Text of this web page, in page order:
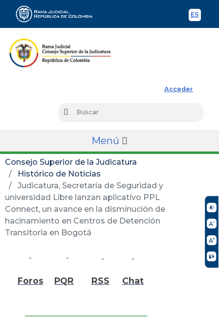
ES
Acceder
Buscar
Menú
Consejo Superior de la Judicatura
Histórico de Noticias
Judicatura, Secretaría de Seguridad y
universidad Libre lanzan aplicativo PPL
Connect, un avance en la disminución de
hacinamiento en Centros de Detención
Transitoria en Bogotá
Foros PQR RSS Chat